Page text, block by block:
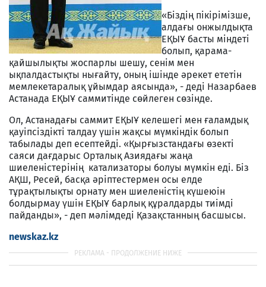
«Біздің пікірімізше,
алдағы онжылдықта
ЕҚЫҰ басты міндеті
болып, қарама-
қайшылықты жоспарлы шешу, сенім мен
ықпалдастықты нығайту, оның ішінде әрекет ететін
мемлекетаралық ұйымдар аясында», - деді Назарбаев
Астанада ЕҚЫҰ саммитінде сөйлеген сөзінде.
Ол, Астанадағы саммит ЕҚЫҰ келешегі мен ғаламдық
қауіпсіздікті талдау үшін жақсы мүмкіндік болып
табылады деп есептейді. «Қырғызстандағы өзекті
саяси дағдарыс Орталық Азиядағы жаңа
шиеленістерінің катализаторы болуы мүмкін еді. Біз
АҚШ, Ресей, басқа әріптестермен осы елде
тұрақтылықты орнату мен шиеленістің күшеюін
болдырмау үшін ЕҚЫҰ барлық құралдарды тиімді
пайданды», - деп мәлімдеді Қазақстанның басшысы.
newskaz.kz